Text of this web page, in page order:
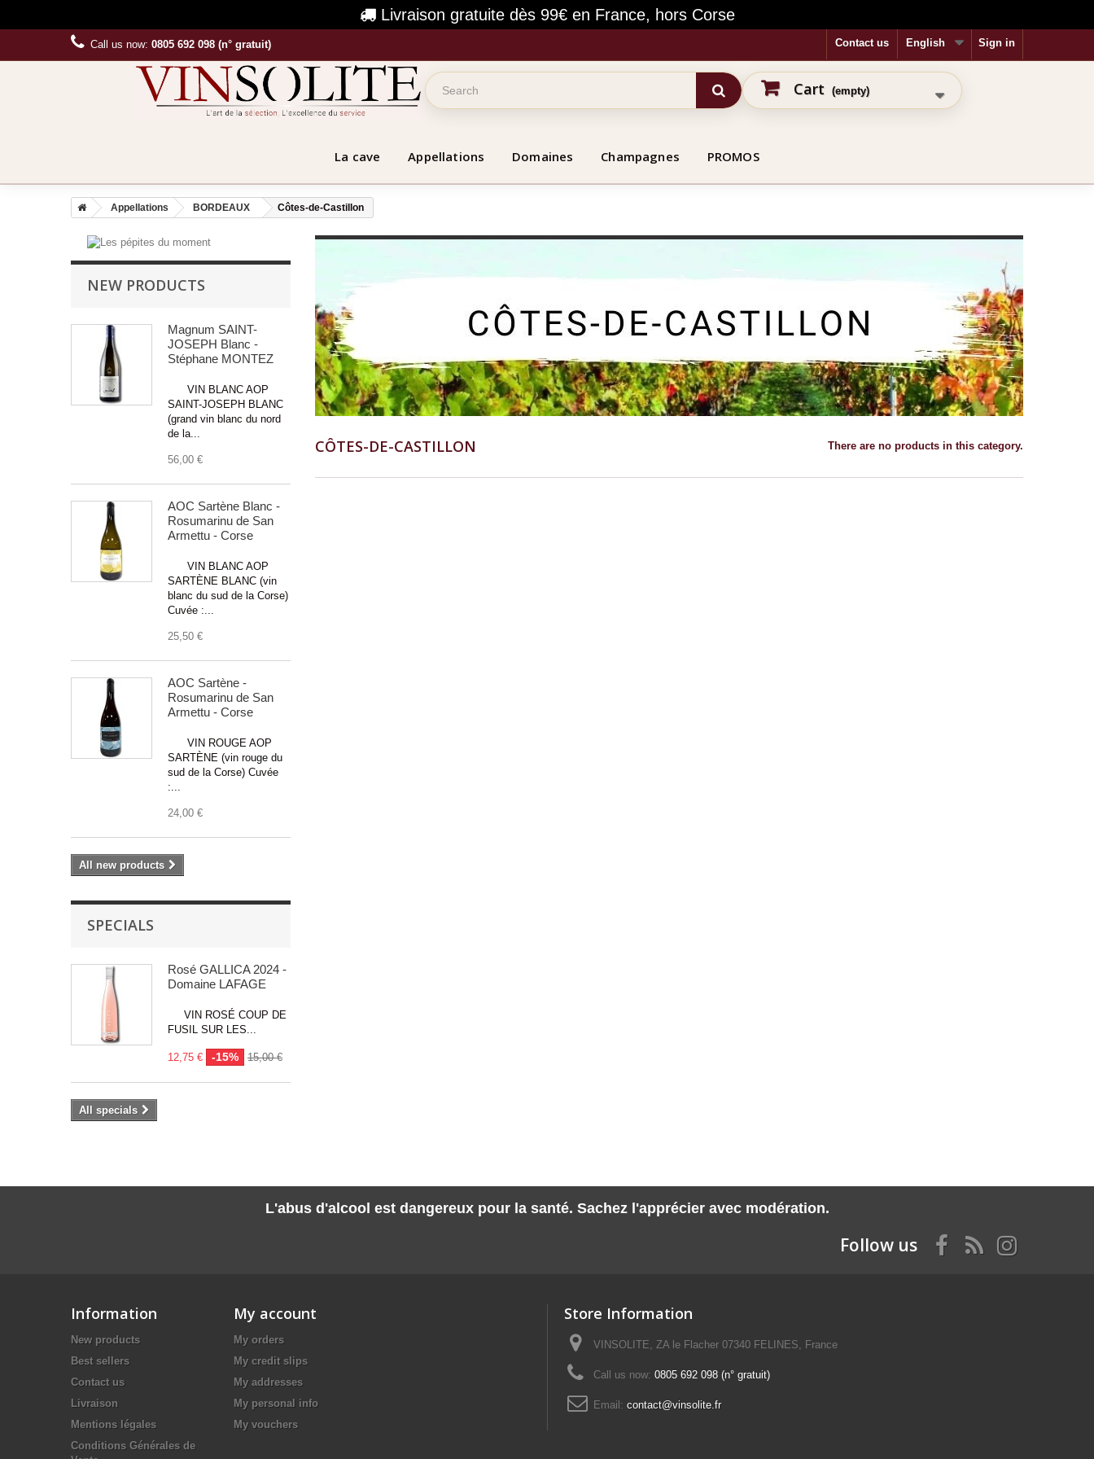
Livraison gratuite dès 99€ en France, hors Corse
Sign in
English
Contact us
Call us now: 0805 692 098 (n° gratuit)
Cart (empty)
La cave Appellations Domaines Champagnes PROMOS
Appellations BORDEAUX Côtes-de-Castillon
NEW PRODUCTS
Magnum SAINT-
JOSEPH Blanc -
Stéphane MONTEZ
VIN BLANC AOP
SAINT-JOSEPH BLANC
(grand vin blanc du nord
de la...
56,00 €
AOC Sartène Blanc -
Rosumarinu de San
Armettu - Corse
VIN BLANC AOP
SARTÈNE BLANC (vin
blanc du sud de la Corse)
Cuvée :...
25,50 €
AOC Sartène -
Rosumarinu de San
Armettu - Corse
VIN ROUGE AOP
SARTÈNE (vin rouge du
sud de la Corse) Cuvée
:...
24,00 €
All new products
SPECIALS
Rosé GALLICA 2024 -
Domaine LAFAGE
VIN ROSÉ COUP DE
FUSIL SUR LES...
12,75 € -15% 15,00 €
All specials
CÔTES-DE-CASTILLON There are no products in this category.
L'abus d'alcool est dangereux pour la santé. Sachez l'apprécier avec modération.
Follow us
Information
New products
Best sellers
Contact us
Livraison
Mentions légales
Conditions Générales de
My account
My orders
My credit slips
My addresses
My personal info
My vouchers
Store Information
VINSOLITE, ZA le Flacher 07340 FELINES, France
Call us now: 0805 692 098 (n° gratuit)
Email: contact@vinsolite.fr